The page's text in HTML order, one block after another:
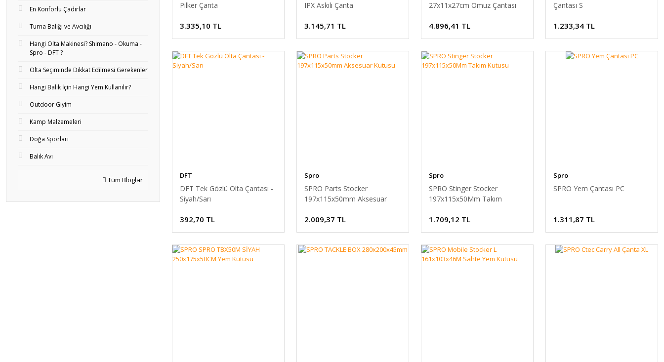
En Konforlu Çadırlar
Turna Balığı ve Avcılığı
Hangi Olta Makinesi? Shimano - Okuma -
Spro - DFT ?
Olta Seçiminde Dikkat Edilmesi Gerekenler
Hangi Balık İçin Hangi Yem Kullanılır?
Outdoor Giyim
Kamp Malzemeleri
Doğa Sporları
Balık Avı
Tüm Bloglar
Pilker Çanta
3.335,10 TL
IPX Askılı Çanta
3.145,71 TL
27x11x27cm Omuz Çantası
4.896,41 TL
Çantası S
1.233,34 TL
DFT
DFT Tek Gözlü Olta Çantası -
Siyah/Sarı
392,70 TL
Spro
SPRO Parts Stocker
197x115x50mm Aksesuar
2.009,37 TL
Spro
SPRO Stinger Stocker
197x115x50Mm Takım
1.709,12 TL
Spro
SPRO Yem Çantası PC
1.311,87 TL